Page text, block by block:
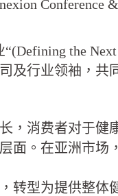
Conference
the
及行业领袖，共
，消费者对于
面。在亚洲市
转型为提供整体